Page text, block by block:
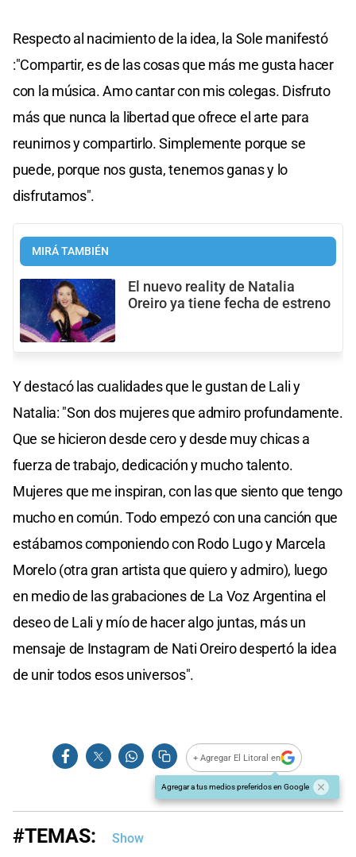
Respecto al nacimiento de la idea, la Sole manifestó
:"Compartir, es de las cosas que más me gusta hacer
con la música. Amo cantar con mis colegas. Disfruto
más que nunca la libertad que ofrece el arte para
reunirnos y compartirlo. Simplemente porque se
puede, porque nos gusta, tenemos ganas y lo
disfrutamos".
MIRÁ TAMBIÉN
El nuevo reality de Natalia
Oreiro ya tiene fecha de estreno
Y destacó las cualidades que le gustan de Lali y
Natalia: "Son dos mujeres que admiro profundamente.
Que se hicieron desde cero y desde muy chicas a
fuerza de trabajo, dedicación y mucho talento.
Mujeres que me inspiran, con las que siento que tengo
mucho en común. Todo empezó con una canción que
estábamos componiendo con Rodo Lugo y Marcela
Morelo (otra gran artista que quiero y admiro), luego
en medio de las grabaciones de La Voz Argentina el
deseo de Lali y mío de hacer algo juntas, más un
mensaje de Instagram de Nati Oreiro despertó la idea
de unir todos esos universos".
+ Agregar El Litoral en
Agregar a tus medios preferidos en Google
#TEMAS: Show